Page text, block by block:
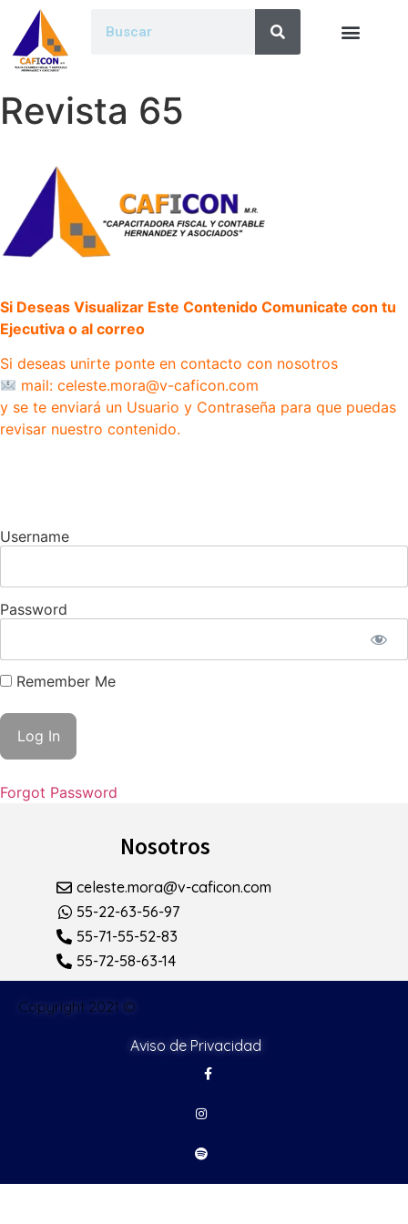
Revista 65
Si Deseas Visualizar Este Contenido Comunicate con tu
Ejecutiva o al correo
Si deseas unirte ponte en contacto con nosotros
mail: celeste.mora@v-caficon.com
y se te enviará un Usuario y Contraseña para que puedas
revisar nuestro contenido.
Username
Password
Remember Me
Forgot Password
Nosotros
celeste.mora@v-caficon.com
55-22-63-56-97
55-71-55-52-83
55-72-58-63-14
Copyright 2021 ©
Aviso de Privacidad